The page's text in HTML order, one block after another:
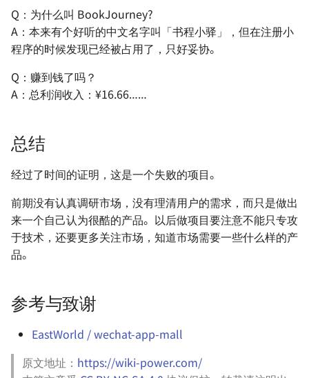
Q：为什么叫 BookJourney?
A：本来有个好听的中文名字叫「书程小驿」，但在注册小
程序的时候发现已经被占用了，只好妥协。
Q：赚到钱了吗？
A：总利润收入：¥16.66……
总结
经过了时间的证明，这是一个失败的项目。
前期没有认真调研市场，没有理清用户的需求，而只是做出
来一个自己认为很酷的产品。以后做项目要注意不能只专攻
于技术，还要更多关注市场，知道市场需要一些什么样的产
品。
参考与致谢
EastWorld / wechat-app-mall
原文地址： https://wiki-power.com/